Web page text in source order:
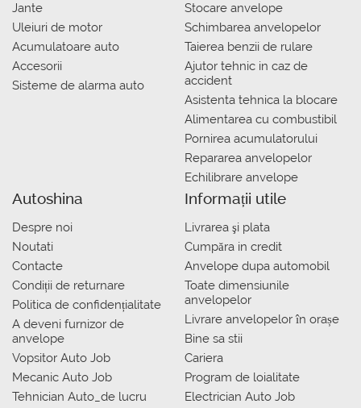
Jante
Uleiuri de motor
Acumulatoare auto
Accesorii
Sisteme de alarma auto
Stocare anvelope
Schimbarea anvelopelor
Taierea benzii de rulare
Ajutor tehnic in caz de
accident
Asistenta tehnica la blocare
Alimentarea cu combustibil
Pornirea acumulatorului
Repararea anvelopelor
Echilibrare anvelope
Autoshina
Despre noi
Noutati
Contacte
Condiții de returnare
Politica de confidențialitate
A deveni furnizor de
anvelope
Vopsitor Auto Job
Mecanic Auto Job
Tehnician Auto_de lucru
Informații utile
Livrarea şi plata
Сumpăra in credit
Anvelope dupa automobil
Toate dimensiunile
anvelopelor
Livrare anvelopelor în orașe
Bine sa stii
Cariera
Program de loialitate
Electrician Auto Job